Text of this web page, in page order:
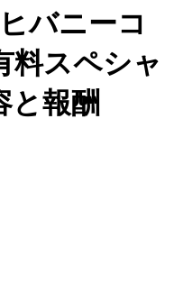
バニーコ
料スペシャ
と報酬